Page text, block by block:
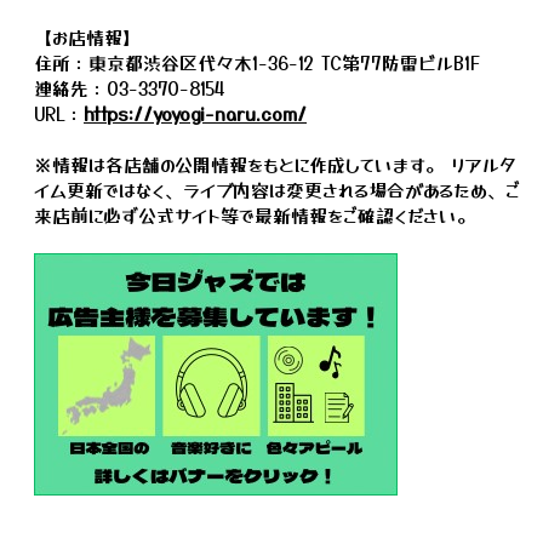
【お店情報】
住所：東京都渋谷区代々木1-36-12 TC第77防雷ビルB1F
連絡先：03-3370-8154
URL： https://yoyogi-naru.com/
※情報は各店舗の公開情報をもとに作成しています。 リアルタ
イム更新ではなく、ライブ内容は変更される場合があるため、ご
来店前に必ず公式サイト等で最新情報をご確認ください。